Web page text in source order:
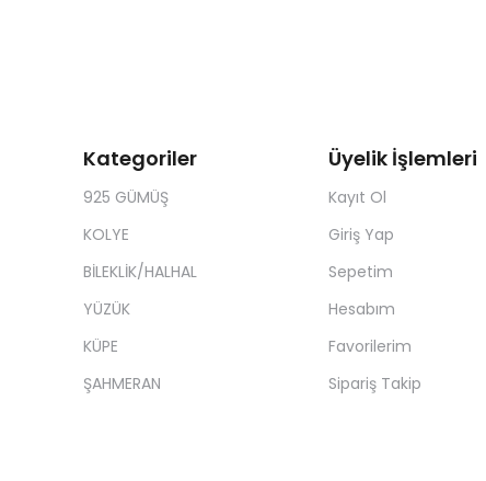
Kategoriler
925 GÜMÜŞ
KOLYE
BİLEKLİK/HALHAL
YÜZÜK
KÜPE
ŞAHMERAN
Üyelik İşlemleri
Kayıt Ol
Giriş Yap
Sepetim
Hesabım
Favorilerim
Sipariş Takip